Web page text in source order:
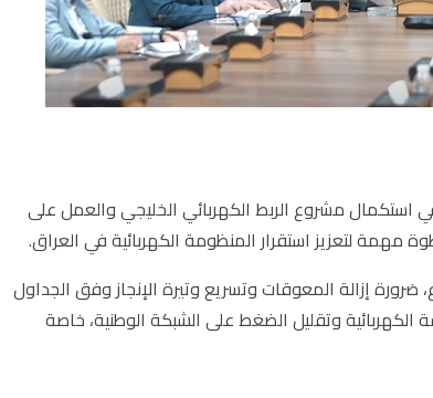
استكمال مشروع الربط الكهربائي الخليجي والعمل على
مهمة لتعزيز استقرار المنظومة الكهربائية في العراق.
ضرورة إزالة المعوقات وتسريع وتيرة الإنجاز وفق الجداول
وتقليل الضغط على الشبكة الوطنية، خاصة